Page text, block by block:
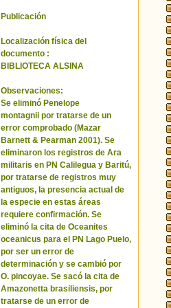
Publicación
Localización física del
documento :
BIBLIOTECA ALSINA
Observaciones:
Se eliminó Penelope
montagnii por tratarse de un
error comprobado (Mazar
Barnett & Pearman 2001). Se
eliminaron los registros de Ara
militaris en PN Calilegua y Baritú,
por tratarse de registros muy
antiguos, la presencia actual de
la especie en estas áreas
requiere confirmación. Se
eliminó la cita de Oceanites
oceanicus para el PN Lago Puelo,
por ser un error de
determinación y se cambió por
O. pincoyae. Se sacó la cita de
Amazonetta brasiliensis, por
tratarse de un error de